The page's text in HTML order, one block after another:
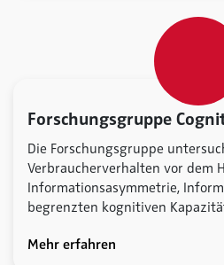
Forschungsgruppe
Die Forschungsgruppe
Verbraucherverhalten vor dem
Informationsasymmetrie,
begrenzten kognitiven
Mehr erfahren